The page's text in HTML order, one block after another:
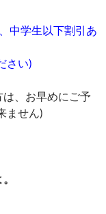
中学生以下割引あ
さい)
は、お早めにご予
ません)